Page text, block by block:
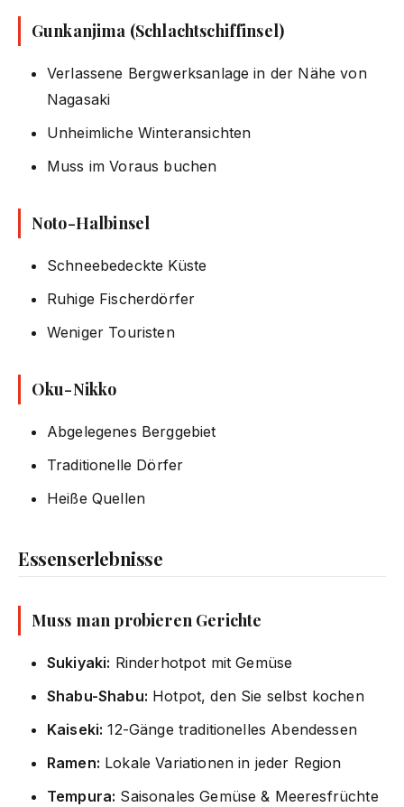
Gunkanjima (Schlachtschiffinsel)
Verlassene Bergwerksanlage in der Nähe von
Nagasaki
Unheimliche Winteransichten
Muss im Voraus buchen
Noto-Halbinsel
Schneebedeckte Küste
Ruhige Fischerdörfer
Weniger Touristen
Oku-Nikko
Abgelegenes Berggebiet
Traditionelle Dörfer
Heiße Quellen
Essenserlebnisse
Muss man probieren Gerichte
Sukiyaki: Rinderhotpot mit Gemüse
Shabu-Shabu: Hotpot, den Sie selbst kochen
Kaiseki: 12-Gänge traditionelles Abendessen
Ramen: Lokale Variationen in jeder Region
Tempura: Saisonales Gemüse & Meeresfrüchte